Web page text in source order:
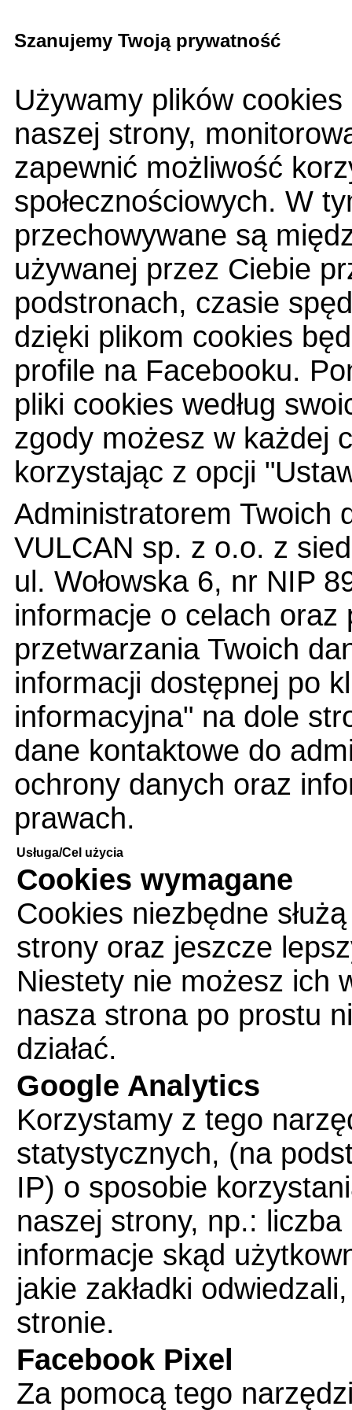
Szanujemy Twoją prywatność
Używamy plików
naszej strony,
zapewnić możliwość
społecznościowych. W
przechowywane są
używanej przez Ciebie
podstronach, czasie
dzięki plikom cookies
profile na Facebooku.
pliki cookies według
zgody możesz w każdej
korzystając z opcji
Administratorem Twoich
VULCAN sp. z o.o. z
ul. Wołowska 6, nr NIP
informacje o celach oraz
przetwarzania Twoich
informacji dostępnej po
informacyjna" na dole
dane kontaktowe do
ochrony danych oraz
prawach.
Usługa/Cel użycia
Cookies wymagane
Cookies niezbędne
strony oraz jeszcze
Niestety nie możesz ich
nasza strona po prostu
działać.
Google Analytics
Korzystamy z tego
statystycznych, (na
IP) o sposobie
naszej strony, np.:
informacje skąd
jakie zakładki
stronie.
Facebook Pixel
Za pomocą tego